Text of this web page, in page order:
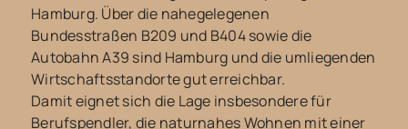
Hamburg. Über die nahegelegenen
Bundesstraßen B209 und B404 sowie die
Autobahn A39 sind Hamburg und die umliegenden
Wirtschaftsstandorte gut erreichbar.
Damit eignet sich die Lage insbesondere für
Berufspendler, die naturnahes Wohnen mit einer